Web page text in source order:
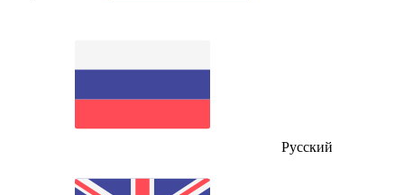
Русский